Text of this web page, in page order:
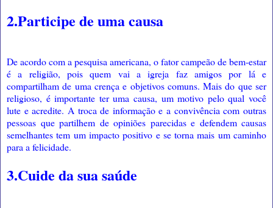
2.Participe de uma causa
De acordo com a pesquisa americana, o fator campeão de bem-estar
é a religião, pois quem vai a igreja faz amigos por lá e
compartilham de uma crença e objetivos comuns. Mais do que ser
religioso, é importante ter uma causa, um motivo pelo qual você
lute e acredite. A troca de informação e a convivência com outras
pessoas que partilhem de opiniões parecidas e defendem causas
semelhantes tem um impacto positivo e se torna mais um caminho
para a felicidade.
3.Cuide da sua saúde